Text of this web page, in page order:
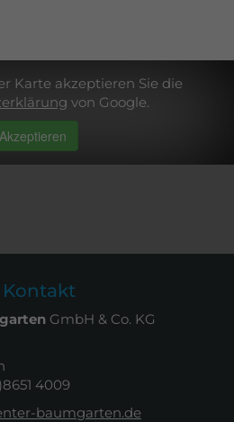
Karte akzeptieren Sie die
von Google.
Akzeptieren
Kontakt
GmbH & Co. KG
4009
baumgarten.de